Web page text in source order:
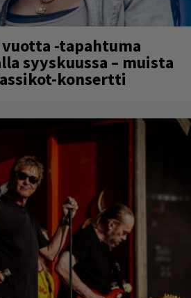
vuotta -tapahtuma
syyskuussa – muista
konsertti